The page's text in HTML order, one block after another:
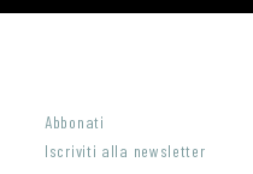
Abbonati
Iscriviti alla newsletter